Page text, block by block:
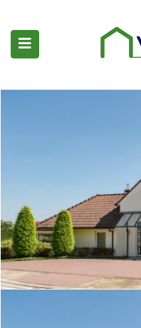
(Woningaanbod)
(Woning kopen)
(Diensten)